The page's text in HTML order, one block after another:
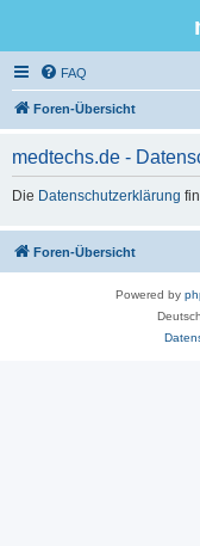
FAQ
Foren-Übersicht
medtechs.de -
Die Datenschutzerklärung
Foren-Übersicht
Powered by